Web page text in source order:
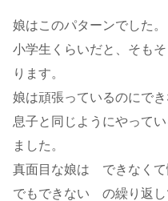
娘はこのパターンでした。
小学生くらいだと、そも
ります。
娘は頑張っているのにでき
息子と同じようにやって
ました。
真面目な娘は できなく
でもできない の繰り返し